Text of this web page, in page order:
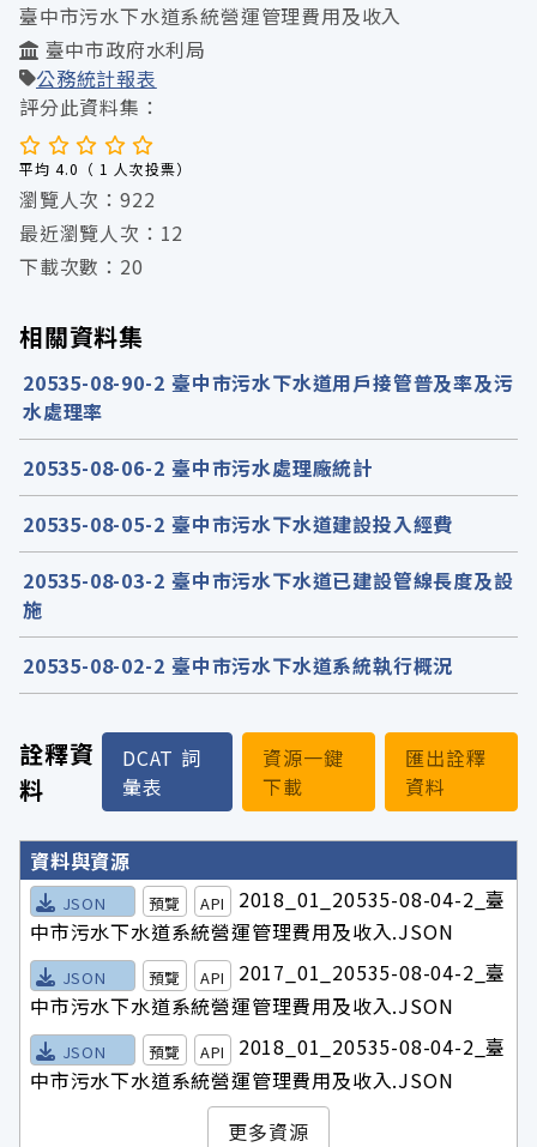
詮釋資
料
DCAT 詞
彙表
資源一鍵
下載
匯出詮釋
資料
詮釋資料詳細內容
資料與資源
JSON 預覽 API
2018_01_20535-08-04-2_臺
中市污水下水道系統營運管理費用及收入.JSON
JSON 預覽 API
2017_01_20535-08-04-2_臺
中市污水下水道系統營運管理費用及收入.JSON
JSON 預覽 API
2018_01_20535-08-04-2_臺
中市污水下水道系統營運管理費用及收入.JSON
更多資源
臺中市污水下水道系統營運管理費用及收入
臺中市政府水利局
公務統計報表
評分此資料集：
平均 4.0（ 1 人次投票）
瀏覽人次：922
最近瀏覽人次：12
下載次數：20
相關資料集
20535-08-90-2 臺中市污水下水道用戶接管普及率及污
水處理率
20535-08-06-2 臺中市污水處理廠統計
20535-08-05-2 臺中市污水下水道建設投入經費
20535-08-03-2 臺中市污水下水道已建設管線長度及設
施
20535-08-02-2 臺中市污水下水道系統執行概況